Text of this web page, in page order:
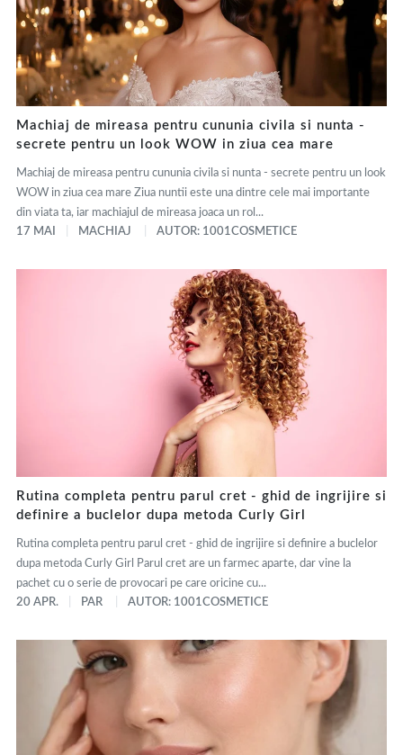
Machiaj de mireasa pentru cununia civila si nunta -
secrete pentru un look WOW in ziua cea mare
Machiaj de mireasa pentru cununia civila si nunta - secrete pentru un look
WOW in ziua cea mare Ziua nuntii este una dintre cele mai importante
din viata ta, iar machiajul de mireasa joaca un rol...
17 MAI
MACHIAJ AUTOR: 1001COSMETICE
Rutina completa pentru parul cret - ghid de ingrijire si
definire a buclelor dupa metoda Curly Girl
Rutina completa pentru parul cret - ghid de ingrijire si definire a buclelor
dupa metoda Curly Girl Parul cret are un farmec aparte, dar vine la
pachet cu o serie de provocari pe care oricine cu...
20 APR.
PAR AUTOR: 1001COSMETICE